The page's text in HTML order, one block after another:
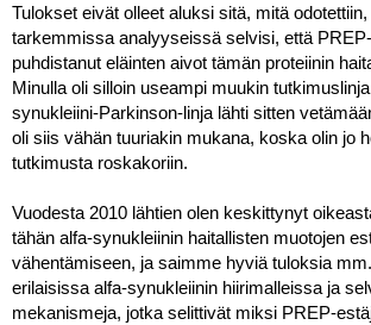
Tulokset eivät olleet aluksi sitä, mitä
tarkemmissa analyyseissä selvisi, että
puhdistanut eläinten aivot tämän proteiinin
Minulla oli silloin useampi muukin
synukleiini-Parkinson-linja lähti sitten
oli siis vähän tuuriakin mukana, koska olin jo
tutkimusta roskakoriin.
Vuodesta 2010 lähtien olen keskittynyt
tähän alfa-synukleiinin haitallisten muotojen
vähentämiseen, ja saimme hyviä tuloksia
erilaisissa alfa-synukleiinin hiirimalleissa ja
mekanismeja, jotka selittivät miksi PREP-